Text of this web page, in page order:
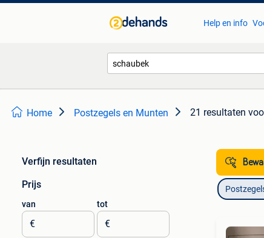
Help en info
Home Postzegels en Munten 21 resultaten
Verfijn resultaten
Prijs
van
€
tot
€